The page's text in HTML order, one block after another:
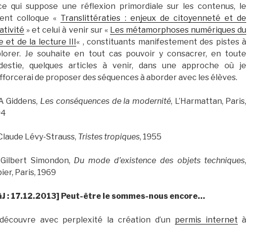
qui suppose une réflexion primordiale sur les contenus, le
colloque « Translittératies : enjeux de citoyenneté et de
» et celui à venir sur « Les métamorphoses numériques du
et de la lecture III« , constituants manifestement des pistes à
Je souhaite en tout cas pouvoir y consacrer, en toute
quelques articles à venir, dans une approche où je
de proposer des séquences à aborder avec les élèves.
Giddens, Les conséquences de la modernité, L’Harmattan, Paris,
Lévy-Strauss, Tristes tropiques, 1955
Simondon, Du mode d’existence des objets techniques,
Paris, 1969
: 17.12.2013] Peut-être le sommes-nous encore…
avec perplexité la création d’un permis internet à